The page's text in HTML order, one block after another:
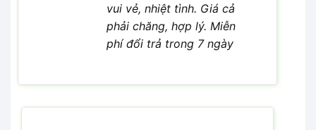
vui vẻ, nhiệt tình. Giá cả
phải chăng, hợp lý. Miễn
phí đổi trả trong 7 ngày